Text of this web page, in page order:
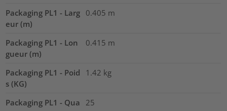
Packaging PL1 - Larg
eur (m)
0.405 m
Packaging PL1 - Lon
gueur (m)
0.415 m
Packaging PL1 - Poid
s (KG)
1.42 kg
Packaging PL1 - Qua
25